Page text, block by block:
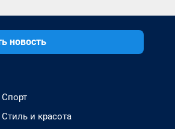
новость
Спорт
Стиль и красота